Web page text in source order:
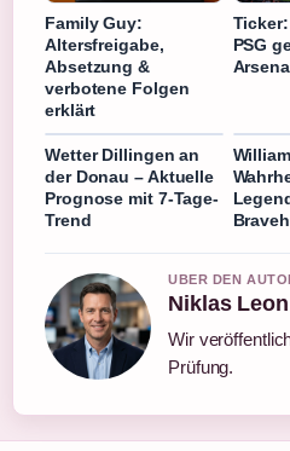
Family Guy:
Altersfreigabe,
Absetzung &
verbotene Folgen
erklärt
PSG
Wetter Dillingen an
der Donau – Aktuelle
Prognose mit 7-Tage-
Trend
UBER DEN
Niklas
Wir
Prüfung.